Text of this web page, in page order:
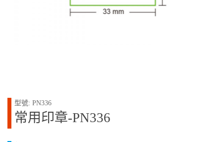
型號: PN336
常用印章-PN336